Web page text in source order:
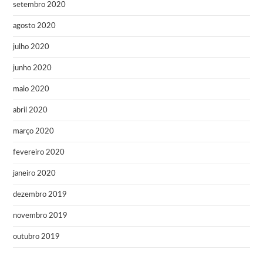
setembro 2020
agosto 2020
julho 2020
junho 2020
maio 2020
abril 2020
março 2020
fevereiro 2020
janeiro 2020
dezembro 2019
novembro 2019
outubro 2019